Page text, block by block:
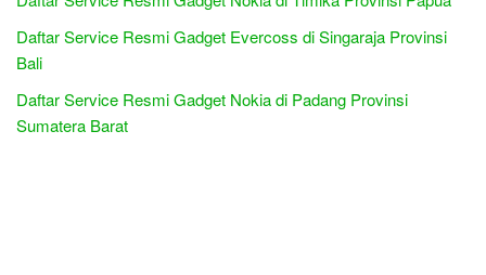
Daftar Service Resmi Gadget Evercoss di Singaraja Provinsi
Bali
Daftar Service Resmi Gadget Nokia di Padang Provinsi
Sumatera Barat